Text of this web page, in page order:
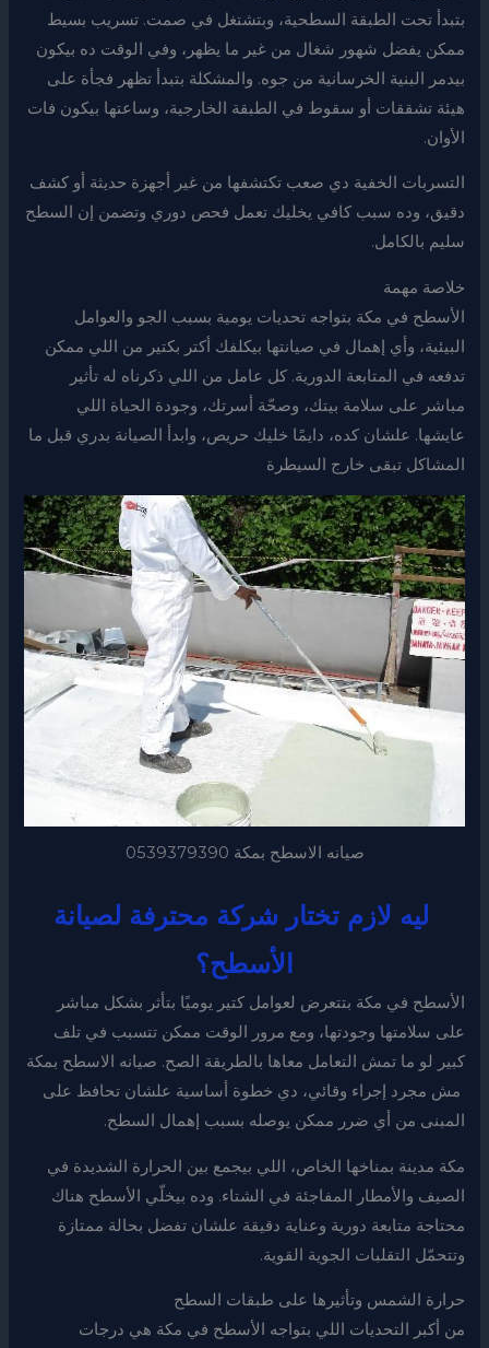
بتبدأ تحت الطبقة السطحية، وبتشتغل في صمت. تسريب بسيط
ممكن يفضل شهور شغال من غير ما يظهر، وفي الوقت ده بيكون
بيدمر البنية الخرسانية من جوه. والمشكلة بتبدأ تظهر فجأة على
هيئة تشققات أو سقوط في الطبقة الخارجية، وساعتها بيكون فات
الأوان.
التسربات الخفية دي صعب تكتشفها من غير أجهزة حديثة أو كشف
دقيق، وده سبب كافي يخليك تعمل فحص دوري وتضمن إن السطح
سليم بالكامل.
خلاصة مهمة
الأسطح في مكة بتواجه تحديات يومية بسبب الجو والعوامل
البيئية، وأي إهمال في صيانتها بيكلفك أكتر بكتير من اللي ممكن
تدفعه في المتابعة الدورية. كل عامل من اللي ذكرناه له تأثير
مباشر على سلامة بيتك، وصحّة أسرتك، وجودة الحياة اللي
عايشها. علشان كده، دايمًا خليك حريص، وابدأ الصيانة بدري قبل ما
المشاكل تبقى خارج السيطرة
صيانه الاسطح بمكة 0539379390
ليه لازم تختار شركة محترفة لصيانة
الأسطح؟
الأسطح في مكة بتتعرض لعوامل كتير يوميًا بتأثر بشكل مباشر
على سلامتها وجودتها، ومع مرور الوقت ممكن تتسبب في تلف
كبير لو ما تمش التعامل معاها بالطريقة الصح. صيانه الاسطح بمكة
مش مجرد إجراء وقائي، دي خطوة أساسية علشان تحافظ على
المبنى من أي ضرر ممكن يوصله بسبب إهمال السطح.
مكة مدينة بمناخها الخاص، اللي بيجمع بين الحرارة الشديدة في
الصيف والأمطار المفاجئة في الشتاء. وده بيخلّي الأسطح هناك
محتاجة متابعة دورية وعناية دقيقة علشان تفضل بحالة ممتازة
وتتحمّل التقلبات الجوية القوية.
حرارة الشمس وتأثيرها على طبقات السطح
من أكبر التحديات اللي بتواجه الأسطح في مكة هي درجات